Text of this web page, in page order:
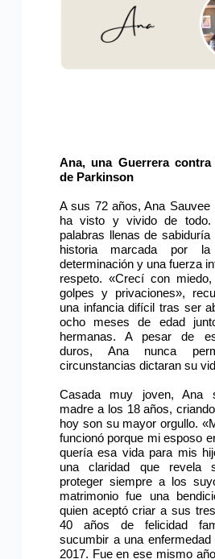
Ana, una Guerrera contra
de Parkinson
A sus 72 años, Ana Sauvee
ha visto y vivido de
palabras llenas de
historia marcada por
determinación y una fuerza
respeto. «Crecí con
golpes y privaciones»,
una infancia difícil tras ser
ocho meses de edad
hermanas. A pesar de
duros, Ana nunca
circunstancias dictaran su
Casada muy joven, Ana
madre a los 18 años,
hoy son su mayor orgullo.
funcionó porque mi esposo
quería esa vida para mis
una claridad que revela
proteger siempre a los
matrimonio fue una
quien aceptó criar a sus
40 años de felicidad
sucumbir a una enfermedad
2017. Fue en ese mismo